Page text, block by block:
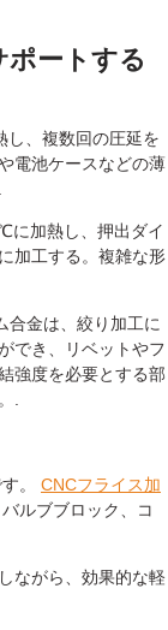
ートする
、複数回の圧延を
電池ケースなどの薄
に加熱し、押出ダイ
加工する。複雑な形
合金は、絞り加工に
でき、リベットやフ
強度を必要とする部
.
。 CNCフライス加
ルブブロック、コ
ながら、効果的な軽